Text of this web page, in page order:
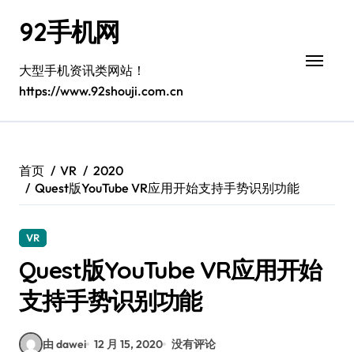
92手机网
大型手机资讯类网站！
https://www.92shouji.com.cn
首页 VR
2020
Quest版YouTube VR应用开始支持手势识别功能
VR
Quest版YouTube VR应用开始
支持手势识别功能
由 dawei 12 月 15, 2020 没有评论